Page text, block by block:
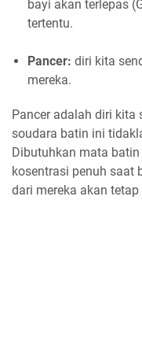
bayi akan terlepas
tertentu.
Pancer: diri kita
mereka.
Pancer adalah diri kita
soudara batin ini
Dibutuhkan mata
kosentrasi penuh saat
dari mereka akan